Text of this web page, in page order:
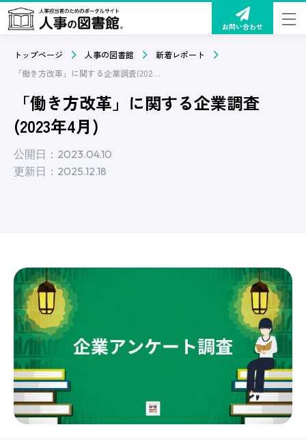
お問い合わせ
トップページ 人事の図書館
新着レポート
「働き方改革」に関する企業調査(2023年4月)
「働き方改革」に関する企業調査
(2023年4月)
公開日：2023.04.10
更新日：2025.12.18